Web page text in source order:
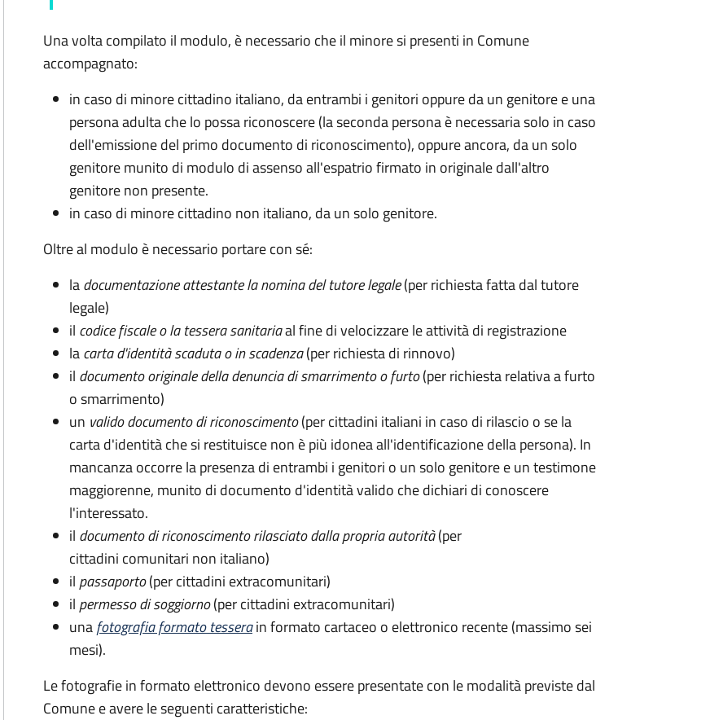
Una volta compilato il modulo, è necessario che il minore si presenti in Comune
accompagnato:
in caso di minore cittadino italiano, da entrambi i genitori oppure da un genitore e una
persona adulta che lo possa riconoscere (la seconda persona è necessaria solo in caso
dell'emissione del primo documento di riconoscimento), oppure ancora, da un solo
genitore munito di modulo di assenso all'espatrio firmato in originale dall'altro
genitore non presente.
in caso di minore cittadino non italiano, da un solo genitore.
Oltre al modulo è necessario portare con sé:
ladocumentazioneattestante la nomina del tutore legale(per richiesta fatta dal tutore
legale)
il codice fiscale o la tessera sanitariaal fine di velocizzare le attività di registrazione
lacarta d'identità scaduta o in scadenza(per richiesta di rinnovo)
il documento originale della denuncia di smarrimento o furto(per richiesta relativa a furto
o smarrimento)
un valido documento di riconoscimento(per cittadini italiani in caso di rilascio o se la
carta d'identità che si restituisce non è più idonea all'identificazione della persona). In
mancanza occorre la presenza di entrambi i genitori o un solo genitore e un testimone
maggiorenne, munito di documento d'identità valido che dichiari di conoscere
l'interessato.
il documento di riconoscimento rilasciato dalla propria autorità(per
cittadini comunitari non italiano)
il passaporto(per cittadini extracomunitari)
il permesso di soggiorno(per cittadini extracomunitari)
unafotografia formato tesserain formato cartaceo o elettronico recente (massimo sei
mesi).
Le fotografie in formato elettronico devono essere presentate con le modalità previste dal
Comune e avere le seguenti caratteristiche: